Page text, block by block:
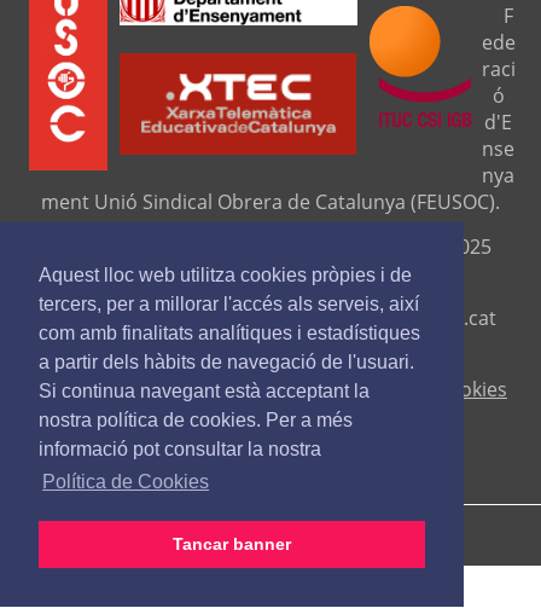
Aquest lloc web utilitza cookies pròpies i de
tercers, per a millorar l'accés als serveis, així
com amb finalitats analítiques i estadístiques
a partir dels hàbits de navegació de l'usuari.
Si continua navegant està acceptant la
nostra política de cookies. Per a més
informació pot consultar la nostra
Política de Cookies
Tancar banner
F
ede
raci
ó
d'E
nse
nya
ment Unió Sindical Obrera de Catalunya (FEUSOC).
Seu central: C/ Travessera de Gràcia, 276 (08025
Barcelona).
Telf. 93 329 8111. Fax. 9329 84 16www.feusoc.cat
feusoc@feusoc.cat
Avís legal- Política de privacitat- Política de cookies